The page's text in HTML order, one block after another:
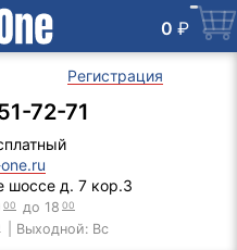
0 ₽
Регистрация
72-71
шоссе д. 7 кор.3
00 до 18 00
| Выходной: Вс